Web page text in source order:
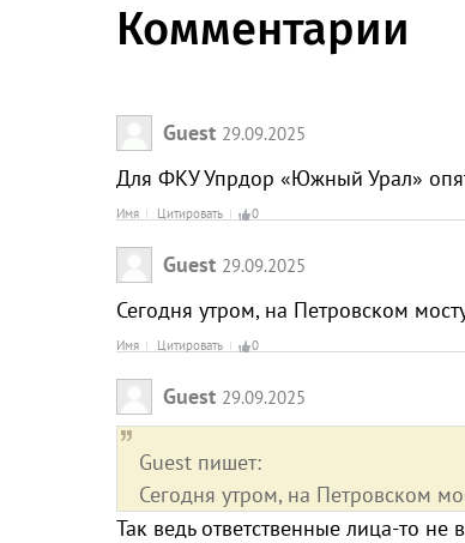
Комментарии
Guest 29.09.2025
Для ФКУ Упрдор «Южный Урал»
Имя Цитировать 0
Guest 29.09.2025
Сегодня утром, на Петровском
Имя Цитировать 0
Guest 29.09.2025
Guest пишет:
Сегодня утром, на Петровском
Так ведь ответственные лица-то